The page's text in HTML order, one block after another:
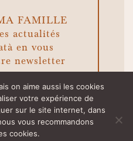
FAMILLE
actualités
en vous
newsletter
on aime aussi les cookies
votre expérience de
sur le site internet, dans
vous recommandons
cookies.